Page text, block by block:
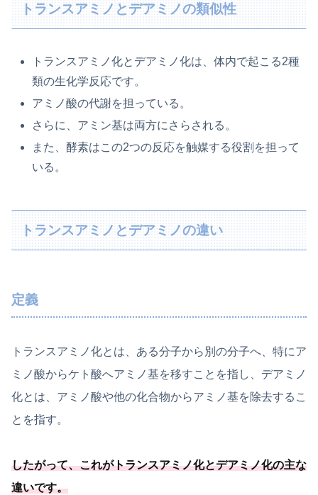
トランスアミノとデアミノの類似性
トランスアミノ化とデアミノ化は、体内で起こる2種
類の生化学反応です。
アミノ酸の代謝を担っている。
さらに、アミン基は両方にさらされる。
また、酵素はこの2つの反応を触媒する役割を担って
いる。
トランスアミノとデアミノの違い
定義
トランスアミノ化とは、ある分子から別の分子へ、特にア
ミノ酸からケト酸へアミノ基を移すことを指し、デアミノ
化とは、アミノ酸や他の化合物からアミノ基を除去するこ
とを指す。
したがって、これがトランスアミノ化とデアミノ化の主な
違いです。